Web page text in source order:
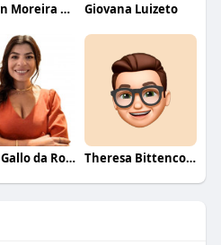
Suellen Moreira Parente de Oliveira Giovana Luizeto
Laura Gallo da Rosa Theresa Bittencourt